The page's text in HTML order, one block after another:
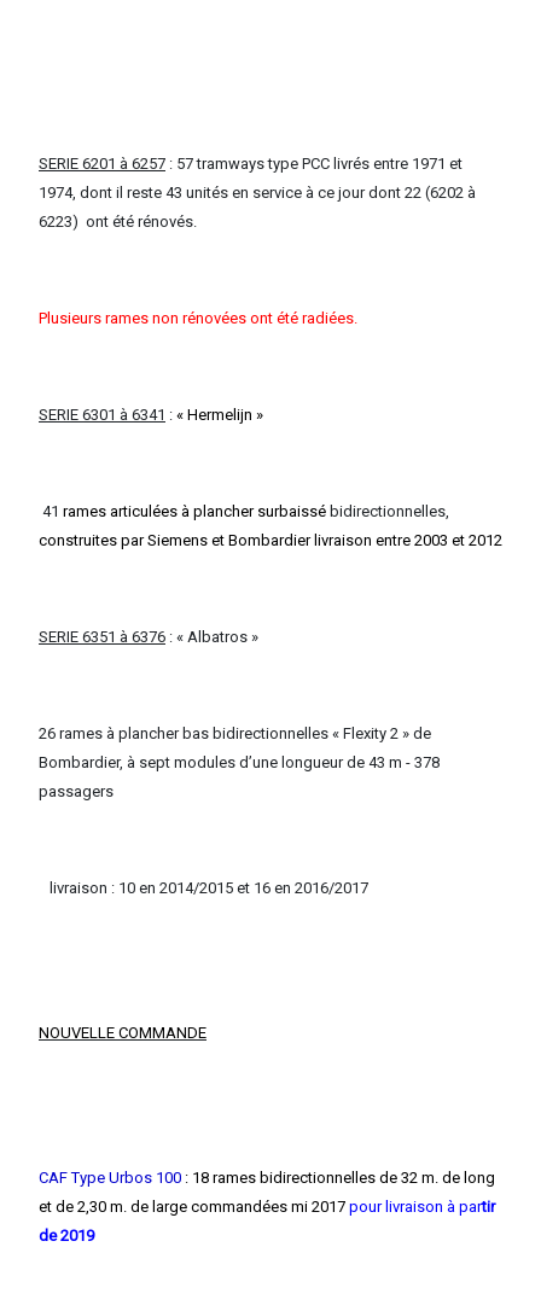
SERIE 6201 à 6257 : 57 tramways type PCC livrés entre 1971 et
1974, dont il reste 43 unités en service à ce jour dont 22 (6202 à
6223) ont été rénovés.
Plusieurs rames non rénovées ont été radiées.
SERIE 6301 à 6341 : « Hermelijn »
41 rames articulées à plancher surbaissé bidirectionnelles,
construites par Siemens et Bombardier livraison entre 2003 et 2012
SERIE 6351 à 6376 : « Albatros »
26 rames à plancher bas bidirectionnelles « Flexity 2 » de
Bombardier, à sept modules d’une longueur de 43 m - 378
passagers
livraison : 10 en 2014/2015 et 16 en 2016/2017
NOUVELLE COMMANDE
CAF Type Urbos 100 : 18 rames bidirectionnelles de 32 m. de long
et de 2,30 m. de large commandées mi 2017 pour livraison à partir
de 2019